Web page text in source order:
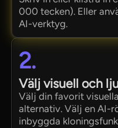
000 tecken). Eller
AI-verktyg.
2.
Välj visuell och
Välj din favorit
alternativ. Välj en AI-
inbyggda